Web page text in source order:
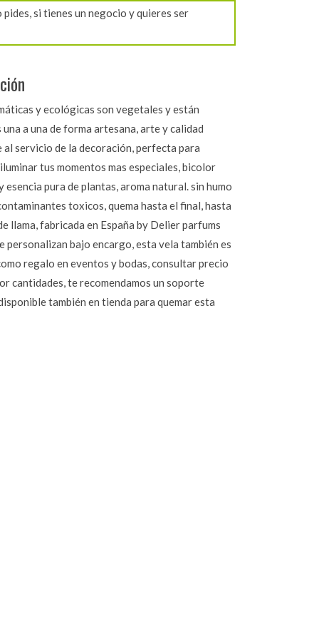
si tienes un negocio y quieres ser
y ecológicas son vegetales y están
a una de forma artesana, arte y calidad
al servicio de la decoración, perfecta para
tus momentos mas especiales, bicolor
esencia pura de plantas, aroma natural. sin humo
toxicos, quema hasta el final, hasta
llama, fabricada en España by Delier parfums
personalizan bajo encargo, esta vela también es
regalo en eventos y bodas, consultar precio
cantidades, te recomendamos un soporte
también en tienda para quemar esta